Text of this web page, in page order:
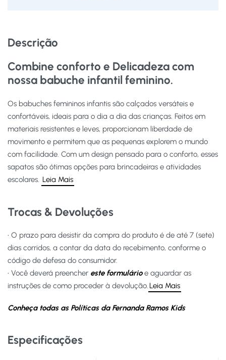
Descrição
Combine conforto e Delicadeza com
nossa babuche infantil feminino.
Os babuches femininos infantis são calçados versáteis e
confortáveis, ideais para o dia a dia das crianças. Feitos em
materiais resistentes e leves, proporcionam liberdade de
movimento e permitem que as pequenas explorem o mundo
com facilidade. Com um design pensado para o conforto, esses
sapatos são ótimas opções para brincadeiras e atividades
escolares. Leia Mais
Trocas & Devoluções
• O prazo para desistir da compra do produto é de até 7 (sete)
dias corridos, a contar da data do recebimento, conforme o
código de defesa do consumidor.
• Você deverá preencher este formulárioe aguardar as
instruções de como proceder à devolução.Leia Mais
Conheça todas as Políticas da Fernanda Ramos Kids
Especificações